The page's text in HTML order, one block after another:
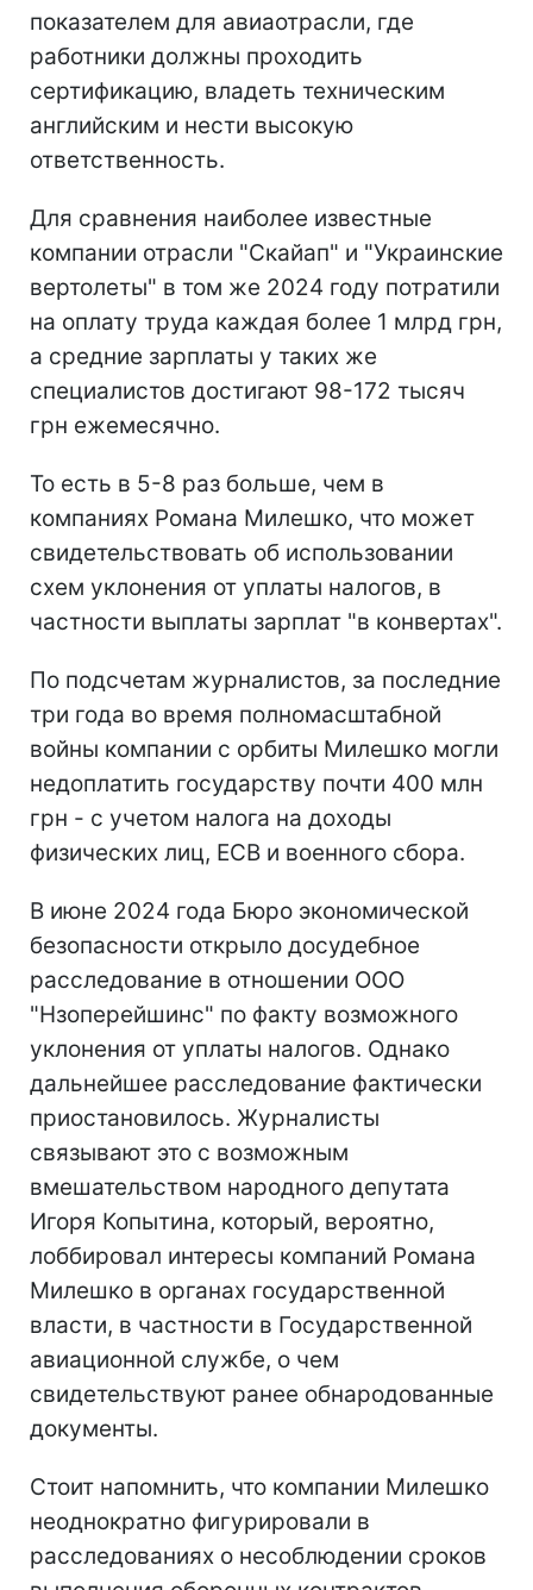
показателем для авиаотрасли, где
работники должны проходить
сертификацию, владеть техническим
английским и нести высокую
ответственность.
Для сравнения наиболее известные
компании отрасли "Скайап" и "Украинские
вертолеты" в том же 2024 году потратили
на оплату труда каждая более 1 млрд грн,
а средние зарплаты у таких же
специалистов достигают 98-172 тысяч
грн ежемесячно.
То есть в 5-8 раз больше, чем в
компаниях Романа Милешко, что может
свидетельствовать об использовании
схем уклонения от уплаты налогов, в
частности выплаты зарплат "в конвертах".
По подсчетам журналистов, за последние
три года во время полномасштабной
войны компании с орбиты Милешко могли
недоплатить государству почти 400 млн
грн - с учетом налога на доходы
физических лиц, ЕСВ и военного сбора.
В июне 2024 года Бюро экономической
безопасности открыло досудебное
расследование в отношении ООО
"Нзоперейшинс" по факту возможного
уклонения от уплаты налогов. Однако
дальнейшее расследование фактически
приостановилось. Журналисты
связывают это с возможным
вмешательством народного депутата
Игоря Копытина, который, вероятно,
лоббировал интересы компаний Романа
Милешко в органах государственной
власти, в частности в Государственной
авиационной службе, о чем
свидетельствуют ранее обнародованные
документы.
Стоит напомнить, что компании Милешко
неоднократно фигурировали в
расследованиях о несоблюдении сроков